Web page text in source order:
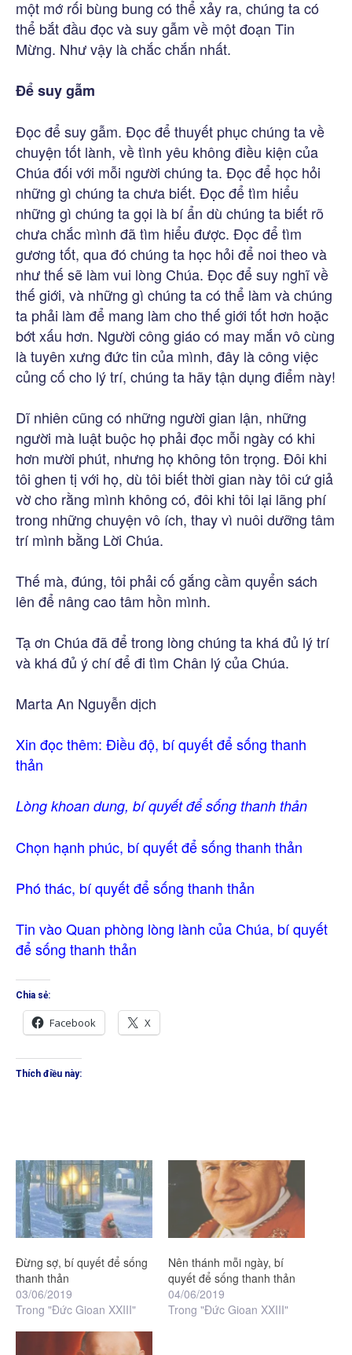
một mớ rối bùng bung có thể xảy ra, chúng ta có
thể bắt đầu đọc và suy gẫm về một đoạn Tin
Mừng. Như vậy là chắc chắn nhất.
Để suy gẫm
Đọc để suy gẫm. Đọc để thuyết phục chúng ta về
chuyện tốt lành, về tình yêu không điều kiện của
Chúa đối với mỗi người chúng ta. Đọc để học hỏi
những gì chúng ta chưa biết. Đọc để tìm hiểu
những gì chúng ta gọi là bí ẩn dù chúng ta biết rõ
chưa chắc mình đã tìm hiểu được. Đọc để tìm
gương tốt, qua đó chúng ta học hỏi để noi theo và
như thế sẽ làm vui lòng Chúa. Đọc để suy nghĩ về
thế giới, và những gì chúng ta có thể làm và chúng
ta phải làm để mang làm cho thế giới tốt hơn hoặc
bớt xấu hơn. Người công giáo có may mắn vô cùng
là tuyên xưng đức tin của mình, đây là công việc
củng cố cho lý trí, chúng ta hãy tận dụng điểm này!
Dĩ nhiên cũng có những người gian lận, những
người mà luật buộc họ phải đọc mỗi ngày có khi
hơn mười phút, nhưng họ không tôn trọng. Đôi khi
tôi ghen tị với họ, dù tôi biết thời gian này tôi cứ giả
vờ cho rằng mình không có, đôi khi tôi lại lãng phí
trong những chuyện vô ích, thay vì nuôi dưỡng tâm
trí mình bằng Lời Chúa.
Thế mà, đúng, tôi phải cố gắng cầm quyển sách
lên để nâng cao tâm hồn mình.
Tạ ơn Chúa đã để trong lòng chúng ta khá đủ lý trí
và khá đủ ý chí để đi tìm Chân lý của Chúa.
Marta An Nguyễn dịch
Xin đọc thêm: Điều độ, bí quyết để sống thanh
thản
Lòng khoan dung, bí quyết để sống thanh thản
Chọn hạnh phúc, bí quyết để sống thanh thản
Phó thác, bí quyết để sống thanh thản
Tin vào Quan phòng lòng lành của Chúa, bí quyết
để sống thanh thản
Chia sẻ:
Facebook X
Thích điều này:
Đừng sợ, bí quyết để sống
thanh thản
03/06/2019
Trong "Đức Gioan XXIII"
Nên thánh mỗi ngày, bí
quyết để sống thanh thản
04/06/2019
Trong "Đức Gioan XXIII"